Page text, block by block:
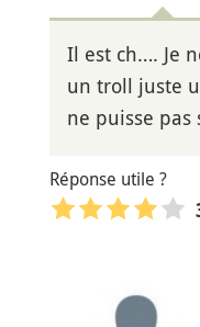
Il est ch…. Je
un troll juste
ne puisse
Réponse utile ?